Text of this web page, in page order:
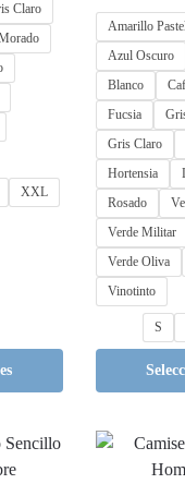
Claro
XXL
Amarillo
Azul Oscuro
Blanco
Fucsia
Gris Claro
Hortensia
Rosado
Verde Militar
Verde Oliva
Vinotinto
S